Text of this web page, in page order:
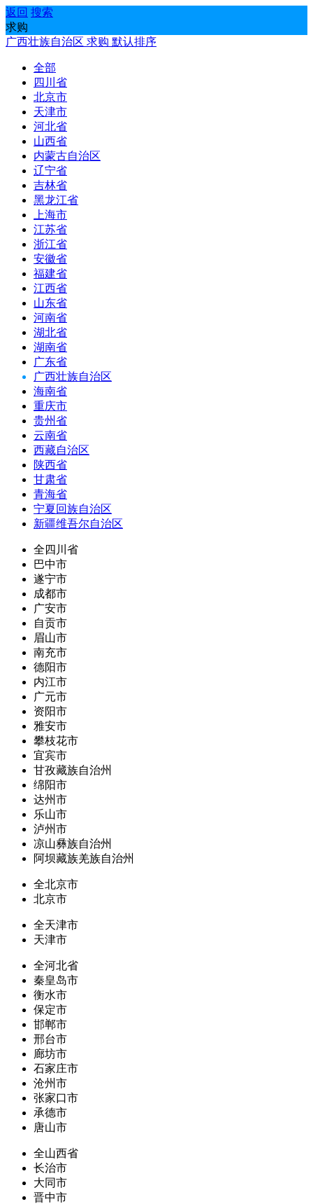
返回 搜索
求购
广西壮族自治区 求购 默认排序
全部
四川省
北京市
天津市
河北省
山西省
内蒙古自治区
辽宁省
吉林省
黑龙江省
上海市
江苏省
浙江省
安徽省
福建省
江西省
山东省
河南省
湖北省
湖南省
广东省
广西壮族自治区
海南省
重庆市
贵州省
云南省
西藏自治区
陕西省
甘肃省
青海省
宁夏回族自治区
新疆维吾尔自治区
全四川省
巴中市
遂宁市
成都市
广安市
自贡市
眉山市
南充市
德阳市
内江市
广元市
资阳市
雅安市
攀枝花市
宜宾市
甘孜藏族自治州
绵阳市
达州市
乐山市
泸州市
凉山彝族自治州
阿坝藏族羌族自治州
全北京市
北京市
全天津市
天津市
全河北省
秦皇岛市
衡水市
保定市
邯郸市
邢台市
廊坊市
石家庄市
沧州市
张家口市
承德市
唐山市
全山西省
长治市
大同市
晋中市